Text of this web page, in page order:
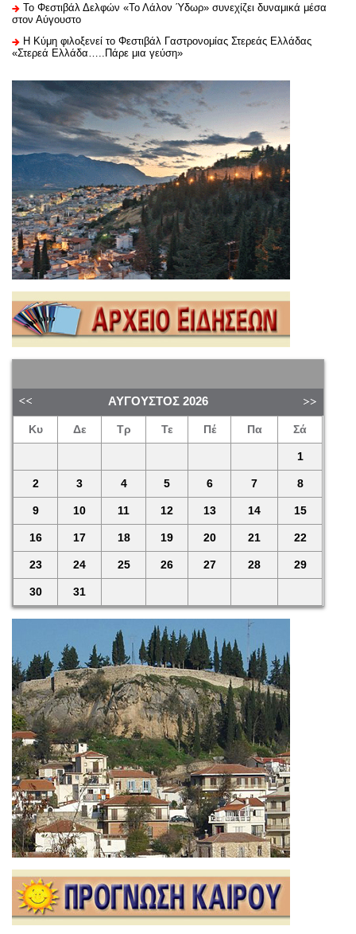
Το Φεστιβάλ Δελφών «Το Λάλον Ύδωρ» συνεχίζει δυναμικά μέσα
στον Αύγουστο
Η Κύμη φιλοξενεί το Φεστιβάλ Γαστρονομίας Στερεάς Ελλάδας
«Στερεά Ελλάδα…..Πάρε μια γεύση»
ΑΎΓΟΥΣΤΟΣ 2026
Κυ Δε Τρ Τε Πέ Πα Σά
1
2 3 4 5 6 7 8
9 10 11 12 13 14 15
16 17 18 19 20 21 22
23 24 25 26 27 28 29
30 31